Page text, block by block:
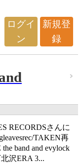
ログイ
ン
新規登
録
RECORDSさんに
TAKEN再
band and evylock
沢ERA 3...